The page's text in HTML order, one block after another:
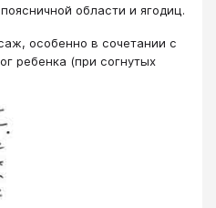
области и ягодиц.
особенно в сочетании с
ребенка (при согнутых